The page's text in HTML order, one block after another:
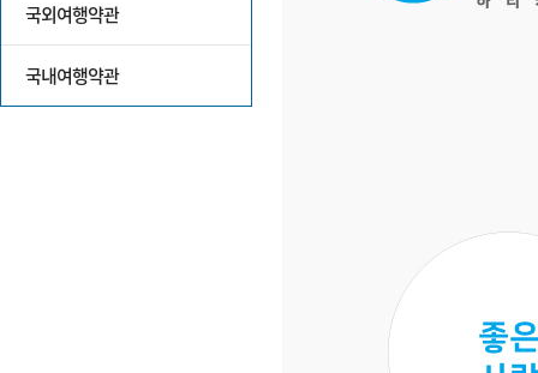
국외여행약관
국내여행약관